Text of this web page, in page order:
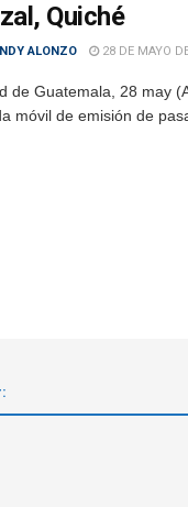
Quiché
ALONZO 28 DE MAYO
de Guatemala, 28 may
móvil de emisión de